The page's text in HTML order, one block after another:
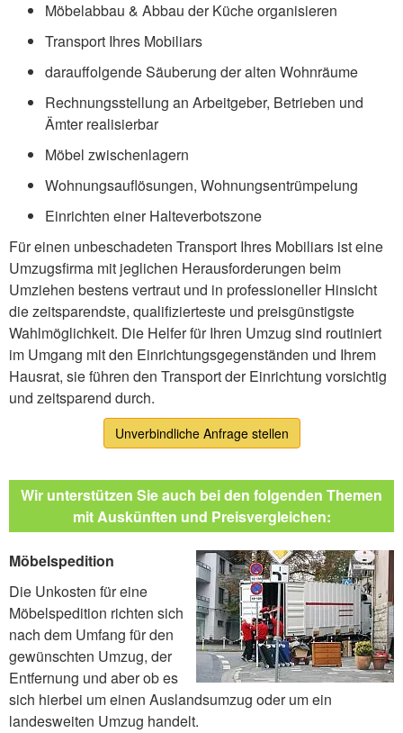
Möbelabbau & Abbau der Küche organisieren
Transport Ihres Mobiliars
darauffolgende Säuberung der alten Wohnräume
Rechnungsstellung an Arbeitgeber, Betrieben und
Ämter realisierbar
Möbel zwischenlagern
Wohnungsauflösungen, Wohnungsentrümpelung
Einrichten einer Halteverbotszone
Für einen unbeschadeten Transport Ihres Mobiliars ist eine
Umzugsfirma mit jeglichen Herausforderungen beim
Umziehen bestens vertraut und in professioneller Hinsicht
die zeitsparendste, qualifizierteste und preisgünstigste
Wahlmöglichkeit. Die Helfer für Ihren Umzug sind routiniert
im Umgang mit den Einrichtungsgegenständen und Ihrem
Hausrat, sie führen den Transport der Einrichtung vorsichtig
und zeitsparend durch.
Unverbindliche Anfrage stellen
Wir unterstützen Sie auch bei den folgenden Themen
mit Auskünften und Preisvergleichen:
Möbelspedition
Die Unkosten für eine
Möbelspedition richten sich
nach dem Umfang für den
gewünschten Umzug, der
Entfernung und aber ob es
sich hierbei um einen Auslandsumzug oder um ein
landesweiten Umzug handelt.